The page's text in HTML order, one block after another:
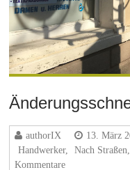
authorIX 13. März
Handwerker, Nach Straßen
Kommentare